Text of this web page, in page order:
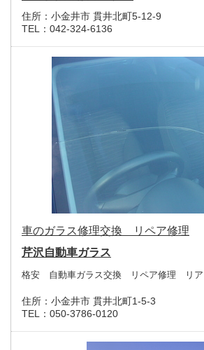
住所： 小金井市 貫井北町5-12-9
TEL： 042-324-6136
車のガラス修理交換 リペア修理
芹沢自動車ガラス
格安 自動車ガラス交換 リペア修理 リア
住所： 小金井市 貫井北町1-5-3
TEL： 050-3786-0120